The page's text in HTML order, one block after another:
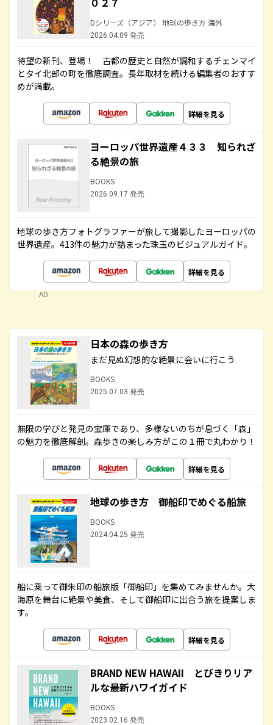
Dシリーズ（アジア） 地球の歩き方 海外
2026.04.09 発売
待望の新刊、登場！ 古都の歴史と自然が調和するチェンマイ
とタイ北部の町を徹底調査。長年取材を続ける編集者のおすす
めが満載。
詳細を見る
ヨーロッパ世界遺産４３３ 知られざ
る絶景の旅
BOOKS
2026.09.17 発売
地球の歩き方フォトグラファーが旅して撮影したヨーロッパの
世界遺産。413件の魅力が詰まった珠玉のビジュアルガイド。
詳細を見る
AD
日本の森の歩き方
まだ見ぬ幻想的な絶景に会いに行こう
BOOKS
2025.07.03 発売
無限の学びと発見の宝庫であり、多様ないのちが息づく「森」
の魅力を徹底解剖。森歩きの楽しみ方がこの１冊で丸わかり！
詳細を見る
地球の歩き方 御船印でめぐる船旅
BOOKS
2024.04.25 発売
船に乗って御朱印の船旅版「御船印」を集めてみませんか。大
海原を舞台に絶景や美食、そして御船印に出合う旅を提案しま
す。
詳細を見る
BRAND NEW HAWAII とびきりリア
ルな最新ハワイガイド
BOOKS
2023.02.16 発売